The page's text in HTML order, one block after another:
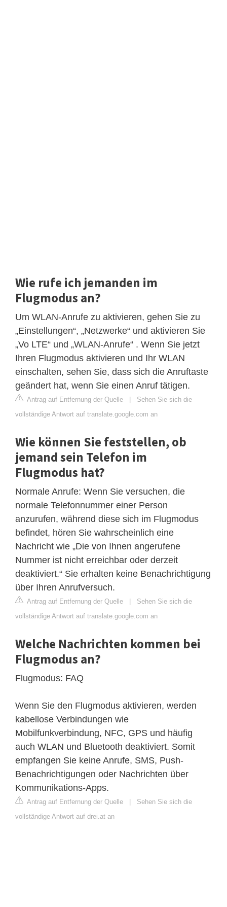
Wie rufe ich jemanden im
Flugmodus an?
Um WLAN-Anrufe zu aktivieren, gehen Sie zu
„Einstellungen“, „Netzwerke“ und aktivieren Sie
„Vo LTE“ und „WLAN-Anrufe“ . Wenn Sie jetzt
Ihren Flugmodus aktivieren und Ihr WLAN
einschalten, sehen Sie, dass sich die Anruftaste
geändert hat, wenn Sie einen Anruf tätigen.
Antrag auf Entfernung der Quelle | Sehen Sie sich die
vollständige Antwort auf translate.google.com an
Wie können Sie feststellen, ob
jemand sein Telefon im
Flugmodus hat?
Normale Anrufe: Wenn Sie versuchen, die
normale Telefonnummer einer Person
anzurufen, während diese sich im Flugmodus
befindet, hören Sie wahrscheinlich eine
Nachricht wie „Die von Ihnen angerufene
Nummer ist nicht erreichbar oder derzeit
deaktiviert.“ Sie erhalten keine Benachrichtigung
über Ihren Anrufversuch.
Antrag auf Entfernung der Quelle | Sehen Sie sich die
vollständige Antwort auf translate.google.com an
Welche Nachrichten kommen bei
Flugmodus an?
Flugmodus: FAQ
Wenn Sie den Flugmodus aktivieren, werden
kabellose Verbindungen wie
Mobilfunkverbindung, NFC, GPS und häufig
auch WLAN und Bluetooth deaktiviert. Somit
empfangen Sie keine Anrufe, SMS, Push-
Benachrichtigungen oder Nachrichten über
Kommunikations-Apps.
Antrag auf Entfernung der Quelle | Sehen Sie sich die
vollständige Antwort auf drei.at an